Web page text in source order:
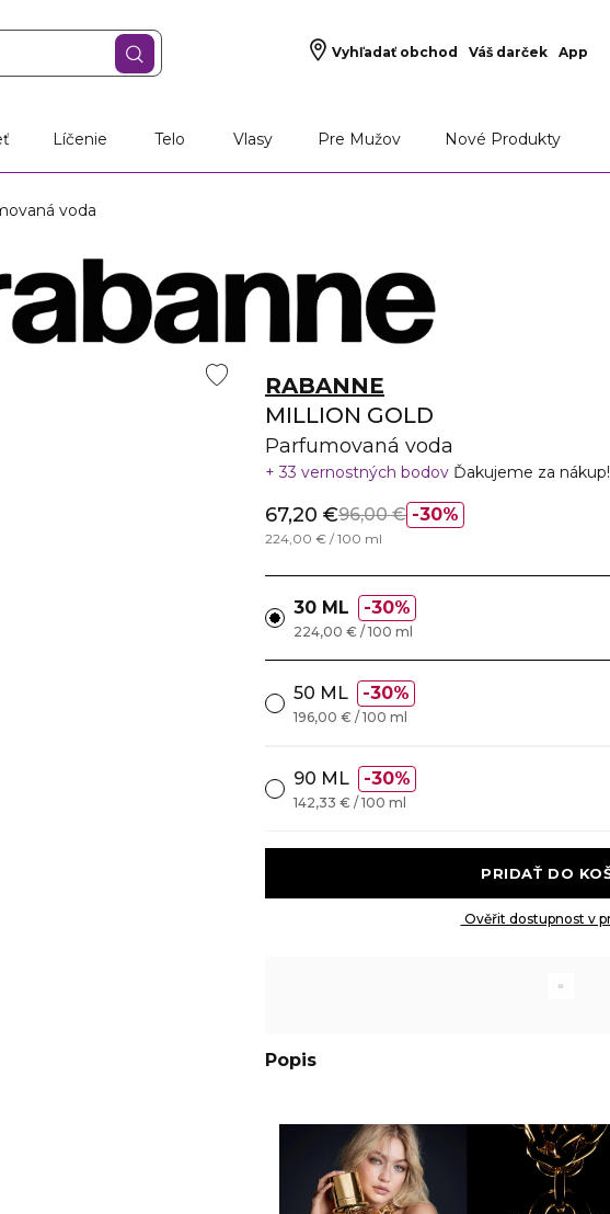
Vyhľadať obchod Váš darček App
Líčenie Telo Vlasy Pre Mužov Nové Produkty
voda
RABANNE
MILLION GOLD
Parfumovaná voda
33 vernostných bodov Ďakujeme za nákup!
30%
67,20 €96,00 €
224,00 € / 100 ml
30 ML 30%
224,00 € / 100 ml
50 ML 30%
196,00 € / 100 ml
90 ML 30%
142,33 € / 100 ml
Popis